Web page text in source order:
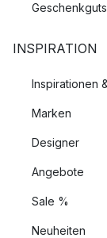
INSPIRATION
Inspirationen
Marken
Designer
Angebote
Sale %
Neuheiten